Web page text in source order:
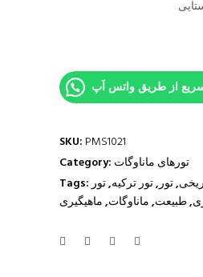
SKU: PMS1021
Category: تورهای ماناوگات
Tags:
,تور,تور ترکیه,تور
,طبیعت,ماناوگات,ماهیگیری